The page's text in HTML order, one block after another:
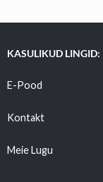
KASULIKUD LINGID:
E-Pood
Kontakt
Meie Lugu